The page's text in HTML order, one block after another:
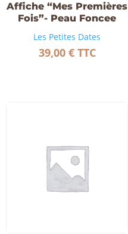
Affiche “Mes Premières
Fois”- Peau Foncee
Les Petites Dates
39,00 € TTC